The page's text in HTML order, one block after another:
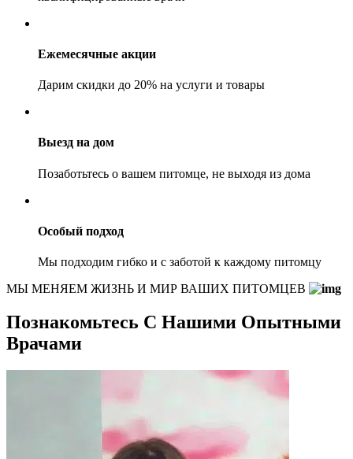
Ежемесячные акции
Дарим скидки до 20% на услуги и товары
Выезд на дом
Позаботьтесь о вашем питомце, не выходя из дома
Особый подход
Мы подходим гибко и с заботой к каждому питомцу
МЫ МЕНЯЕМ ЖИЗНЬ И МИР ВАШИХ ПИТОМЦЕВ
Познакомьтесь С Нашими Опытными
Врачами